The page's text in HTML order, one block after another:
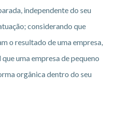
independente do seu
considerando que
o resultado de uma empresa,
uma empresa de pequeno
orgânica dentro do seu